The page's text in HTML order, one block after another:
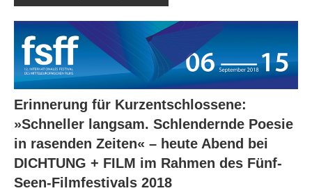
Erinnerung für Kurzentschlossene:
»Schneller langsam. Schlendernde Poesie
in rasenden Zeiten« – heute Abend bei
DICHTUNG + FILM im Rahmen des Fünf-
Seen-Filmfestivals 2018